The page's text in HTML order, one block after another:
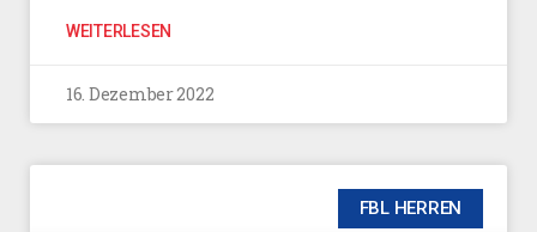
WEITERLESEN
16. Dezember 2022
FBL HERREN